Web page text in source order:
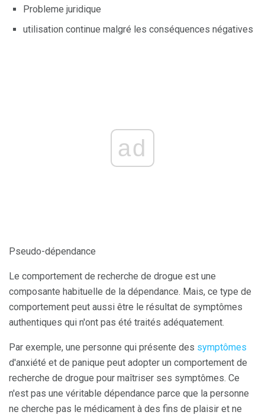
Probleme juridique
utilisation continue malgré les conséquences négatives
ad
Pseudo-dépendance
Le comportement de recherche de drogue est une
composante habituelle de la dépendance. Mais, ce type de
comportement peut aussi être le résultat de symptômes
authentiques qui n'ont pas été traités adéquatement.
Par exemple, une personne qui présente des symptômes
d'anxiété et de panique peut adopter un comportement de
recherche de drogue pour maîtriser ses symptômes. Ce
n'est pas une véritable dépendance parce que la personne
ne cherche pas le médicament à des fins de plaisir et ne